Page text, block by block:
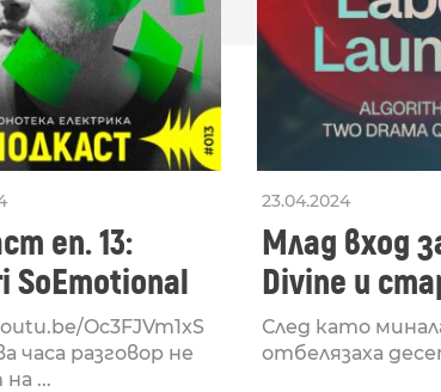
еп. 13:
SoEmotional
Oc3FJVm1xS
часа разговор не
...
23.04.2024
Млад вход
Divine и
лейбъла им
След като
отбелязаха